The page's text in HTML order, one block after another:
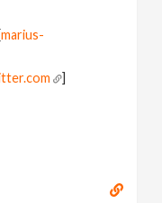
[marius-
]